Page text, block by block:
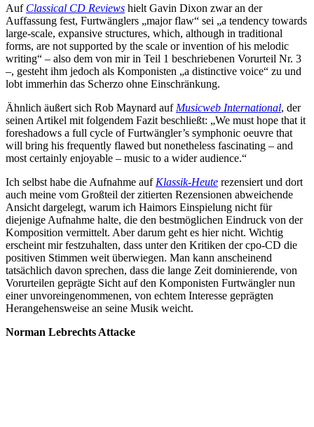
Auf Classical CD Reviews hielt Gavin Dixon zwar an der
Auffassung fest, Furtwänglers „major flaw“ sei „a tendency towards
large-scale, expansive structures, which, although in traditional
forms, are not supported by the scale or invention of his melodic
writing“ – also dem von mir in Teil 1 beschriebenen Vorurteil Nr. 3
–, gesteht ihm jedoch als Komponisten „a distinctive voice“ zu und
lobt immerhin das Scherzo ohne Einschränkung.
Ähnlich äußert sich Rob Maynard auf Musicweb International, der
seinen Artikel mit folgendem Fazit beschließt: „We must hope that it
foreshadows a full cycle of Furtwängler’s symphonic oeuvre that
will bring his frequently flawed but nonetheless fascinating – and
most certainly enjoyable – music to a wider audience.“
Ich selbst habe die Aufnahme auf Klassik-Heute rezensiert und dort
auch meine vom Großteil der zitierten Rezensionen abweichende
Ansicht dargelegt, warum ich Haimors Einspielung nicht für
diejenige Aufnahme halte, die den bestmöglichen Eindruck von der
Komposition vermittelt. Aber darum geht es hier nicht. Wichtig
erscheint mir festzuhalten, dass unter den Kritiken der cpo-CD die
positiven Stimmen weit überwiegen. Man kann anscheinend
tatsächlich davon sprechen, dass die lange Zeit dominierende, von
Vorurteilen geprägte Sicht auf den Komponisten Furtwängler nun
einer unvoreingenommenen, von echtem Interesse geprägten
Herangehensweise an seine Musik weicht.
Norman Lebrechts Attacke